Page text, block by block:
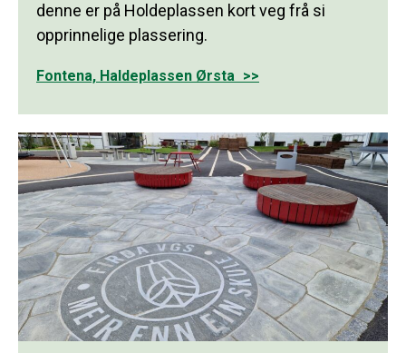
denne er på Holdeplassen kort veg frå si
opprinnelige plassering.
Fontena, Haldeplassen Ørsta